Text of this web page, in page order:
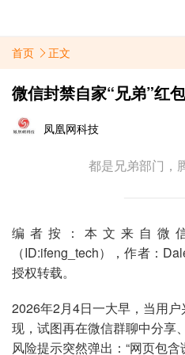
首页 正文
微信封禁自家“兄弟”红
凤凰网科技
都是兄弟部门，
编者按：本文来自微
（ID:ifeng_tech），作者：
授权转载。
2026年2月4日一大早，当用
现，试图再在微信群聊中分享
风险提示突然弹出：“网页包